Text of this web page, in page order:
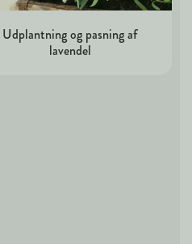
Udplantning og pasning af
lavendel